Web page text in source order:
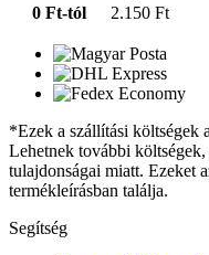
0 Ft-tól
2.150 Ft
*Ezek a szállítási költségek
Lehetnek további
tulajdonságai miatt. Ezeket
termékleírásban találja.
Segítség